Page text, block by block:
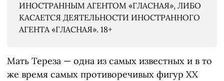
ИНОСТРАННЫМ АГЕНТОМ «ГЛАСНАЯ», ЛИБО
КАСАЕТСЯ ДЕЯТЕЛЬНОСТИ ИНОСТРАННОГО
АГЕНТА «ГЛАСНАЯ». 18+
Мать Тереза — одна из самых известных и в то
же время самых противоречивых фигур ХХ